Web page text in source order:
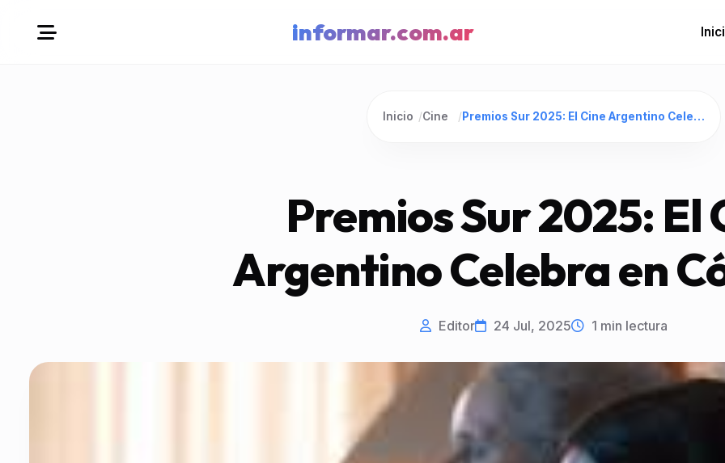
informar.com.ar
Inicio /Cine / Premios Sur 2025: El Cine Argentino Celebra en Córdoba
Premios Sur 2025: El
Argentino Celebra en
Editor 24 Jul, 2025 1 min lectura